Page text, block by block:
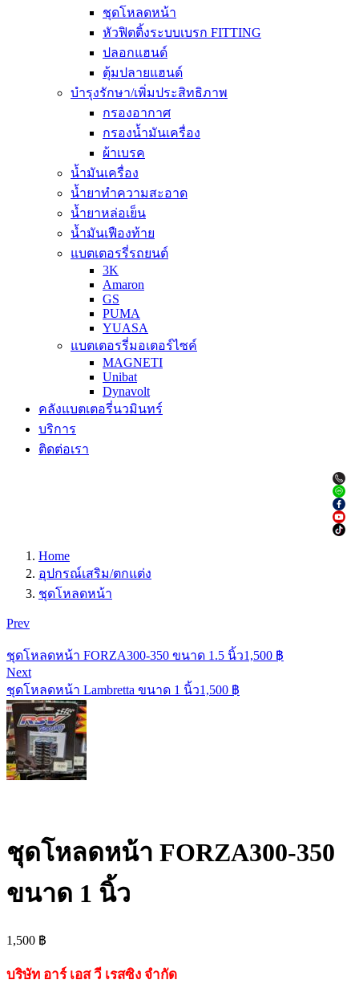
ชุดโหลดหน้า
หัวฟิตติ้งระบบเบรก FITTING
ปลอกแฮนด์
ตุ้มปลายแฮนด์
บำรุงรักษา/เพิ่มประสิทธิภาพ
กรองอากาศ
กรองน้ำมันเครื่อง
ผ้าเบรค
น้ำมันเครื่อง
น้ำยาทำความสะอาด
น้ำยาหล่อเย็น
น้ำมันเฟืองท้าย
แบตเตอรรี่รถยนต์
3K
Amaron
GS
PUMA
YUASA
แบตเตอรรี่มอเตอร์ไซค์
MAGNETI
Unibat
Dynavolt
คลังแบตเตอรี่นวมินทร์
บริการ
ติดต่อเรา
Home
อุปกรณ์เสริม/ตกแต่ง
ชุดโหลดหน้า
Prev
ชุดโหลดหน้า FORZA300-350 ขนาด 1.5 นิ้ว1,500 ฿
Next
ชุดโหลดหน้า Lambretta ขนาด 1 นิ้ว1,500 ฿
ชุดโหลดหน้า FORZA300-350
ขนาด 1 นิ้ว
1,500 ฿
บริษัท อาร์ เอส วี เรสซิง จำกัด